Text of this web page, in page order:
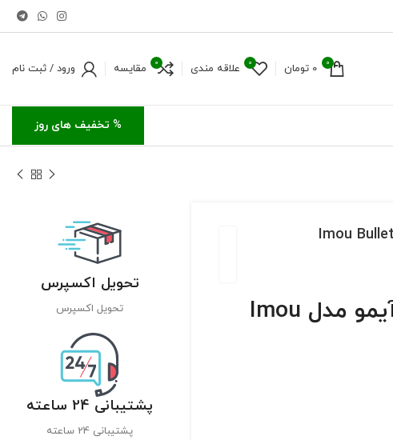
0
0 تومان 0 علاقه مندی 0 مقایسه ورود / ثبت نام
% تخفیف های روز
دوربین مداربسته تحت شبکه بولت آیمو مدل Imou
تحویل اکسپرس
تحویل اکسپرس
پشتیبانی 24 ساعته
پشتیبانی 24 ساعته